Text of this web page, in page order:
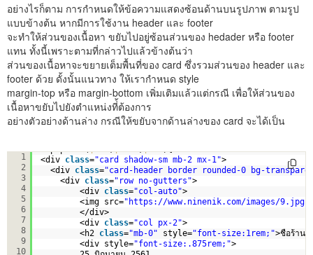
อย่างไรก็ตาม การกำหนดให้ข้อความแสดงซ้อนด้านบนรูปภาพ ตามรูป
แบบข้างต้น หากมีการใช้งาน header และ footer
จะทำให้ส่วนของเนื้อหา ขยับไปอยู่ซ้อนส่วนของ hedader หรือ footer
แทน ทั้งนี้เพราะตามที่กล่าวไปแล้วข้างต้นว่า
ส่วนของเนื้อหาจะขยายเต็มพื้นที่ของ card ซึ่งรวมส่วนของ header และ
footer ด้วย ดั้งนั้นแนวทาง ให้เรากำหนด style
margin-top หรือ margin-bottom เพิ่มเติมแล้วแต่กรณี เพื่อให้ส่วนของ
เนื้อหาขยับไปยังตำแหน่งที่้ต้องการ
อย่างตัวอย่างด้านล่าง กรณีให้ขยับจากด้านล่างของ card จะได้เป็น
1
2
3
4
5
6
7
8
9
10
<div class="card shadow-sm mb-2 mx-1">
<div class="card-header border rounded-0 bg-
<div class="row no-gutters">
<div class="col-auto">
<img src=" https://www.ninenik.com/images/9.jpg
</div>
<div class="col px-2">
<h2 class="mb-0" style="font-size:1rem;">ชือร้าน
<div style="font-size:.875rem;">